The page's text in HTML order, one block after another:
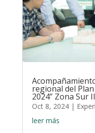
regional del
2024” Zona Sur II
Oct 8, 2024|
leer más